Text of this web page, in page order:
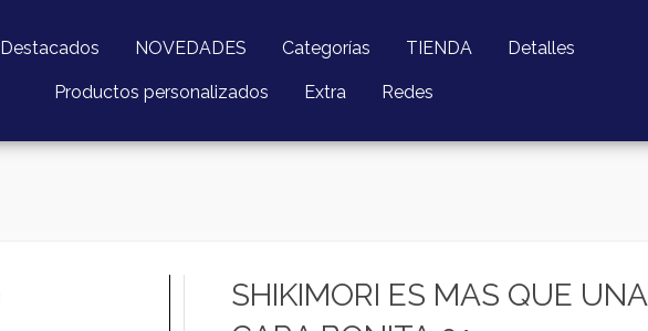
Destacados NOVEDADES Categorías TIENDA Detalles
Productos personalizados Extra Redes
SHIKIMORI ES MAS QUE UNA